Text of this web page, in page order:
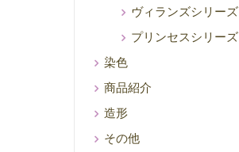
ヴィランズシリーズ
プリンセスシリーズ
染色
商品紹介
造形
その他